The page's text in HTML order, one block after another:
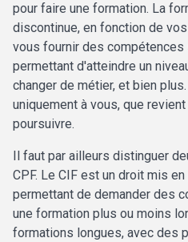
pour faire une formation. La
discontinue, en fonction de
vous fournir des
permettant d'atteindre un
changer de métier, et bien
uniquement à vous, que
poursuivre.
Il faut par ailleurs distinguer
CPF. Le CIF est un droit mis
permettant de demander des
une formation plus ou moins
formations longues, avec des